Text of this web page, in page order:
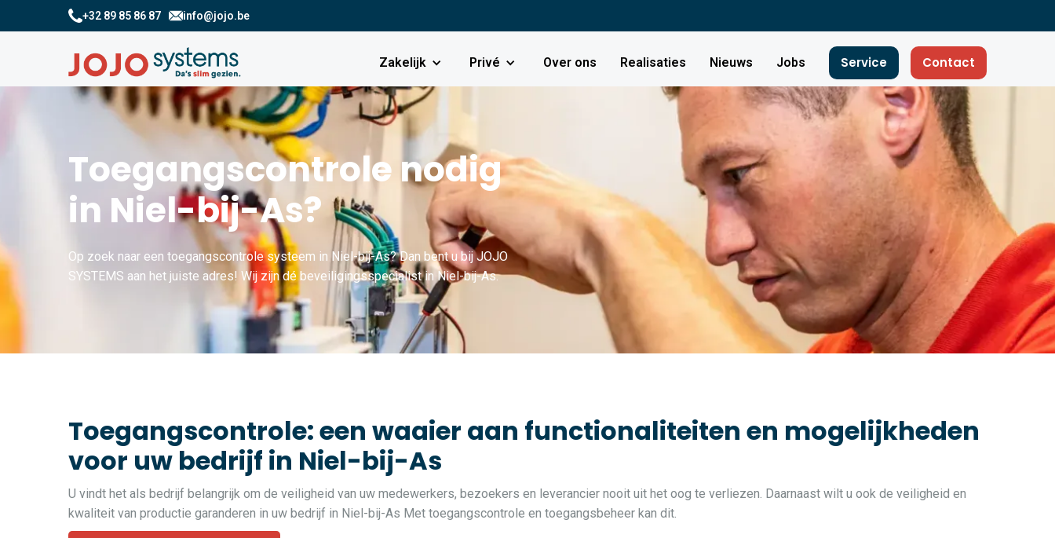
+32 89 85 86 87 info@jojo.be
Zakelijk Privé Over ons Realisaties Nieuws Jobs Service Contact
Toegangscontrole nodig
in Niel-bij-As?
Op zoek naar een toegangscontrole systeem in Niel-bij-As? Dan bent u bij JOJO
SYSTEMS aan het juiste adres! Wij zijn dé beveiligingsspecialist in Niel-bij-As.
Toegangscontrole: een waaier aan functionaliteiten en mogelijkheden
voor uw bedrijf in Niel-bij-As
U vindt het als bedrijf belangrijk om de veiligheid van uw medewerkers, bezoekers en leverancier nooit uit het oog te verliezen. Daarnaast wilt u ook de veiligheid en
kwaliteit van productie garanderen in uw bedrijf in Niel-bij-As Met toegangscontrole en toegangsbeheer kan dit.